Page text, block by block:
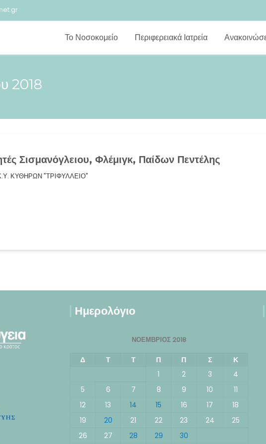
Το Νοσοκομείο Περιφερειακά Ιατρεία
2018
Σισμανόγλειου, Φλέμιγκ, Παίδων Πεντέλης
ΚΥΘΗΡΩΝ "ΤΡΙΦΥΛΛΕΙΟ"
Ημερολόγιο
ΝΟΈΜΒΡΙΟΣ 2018
Δ Τ Τ Π Π Σ
Κ
1
2 3
4
5
6 7 8 9 10
11
12
13 14 15 16 17
18
19
20 21 22 23 24
25
26
27 28 29 30